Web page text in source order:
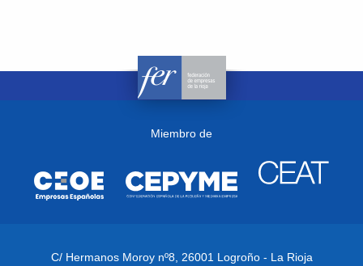
Miembro de
C/ Hermanos Moroy nº8, 26001 Logroño - La Rioja